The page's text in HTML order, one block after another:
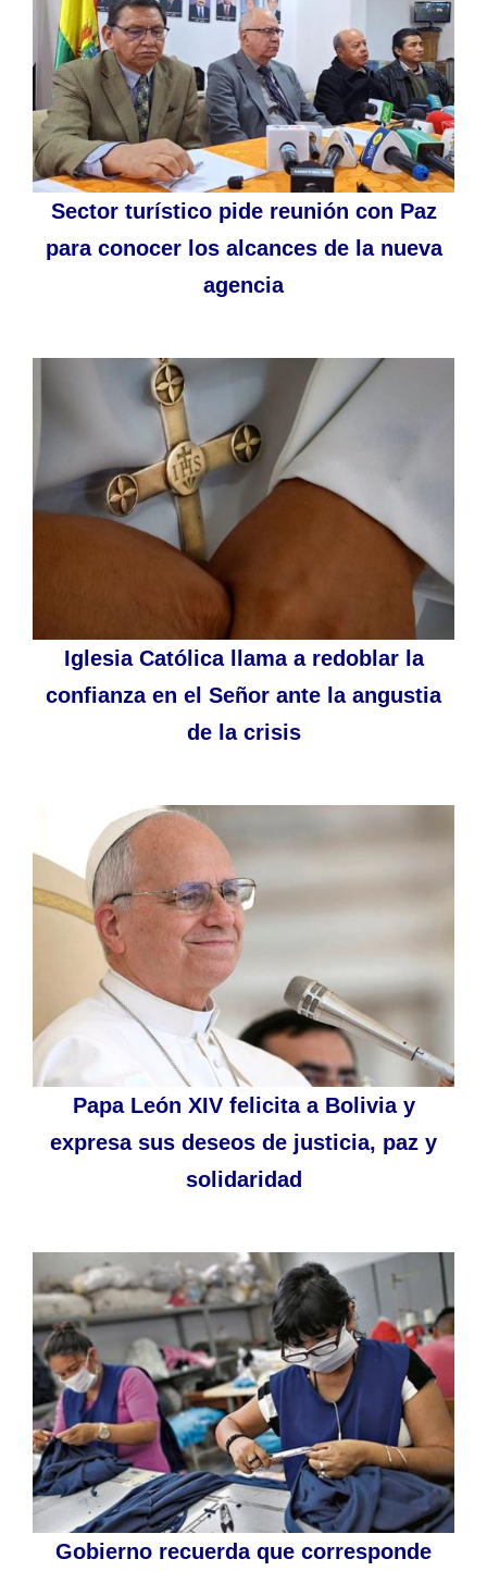
Sector turístico pide reunión con Paz
para conocer los alcances de la nueva
agencia
Iglesia Católica llama a redoblar la
confianza en el Señor ante la angustia
de la crisis
Papa León XIV felicita a Bolivia y
expresa sus deseos de justicia, paz y
solidaridad
Gobierno recuerda que corresponde